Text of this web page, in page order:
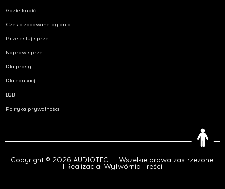
Gdzie kupić
Często zadawane pytania
Przetestuj sprzęt
Napraw sprzęt
Dla prasy
Dla edukacji
B2B
Polityka prywatności
Copyright © 2026 AUDIOTECH | Wszelkie prawa zastrzeżone.
| Realizacja: Wytwórnia Treści